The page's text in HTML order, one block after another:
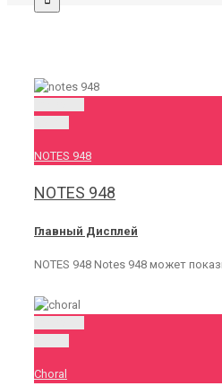
NOTES 948
NOTES 948
Главный Дисплей
NOTES 948 Notes 948 может
Choral